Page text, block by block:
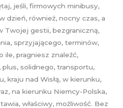
jeśli, firmowych minibusy,
dzień, również, nocny czas, a
Twojej gestii, bezgraniczną,
sprzyjającego, terminów,
ile, pragniesz znaleźć,
solidnego, transportu,
kraju nad Wisłą, w kierunku,
na kierunku Niemcy-Polska,
właściwy, możliwość. Bez